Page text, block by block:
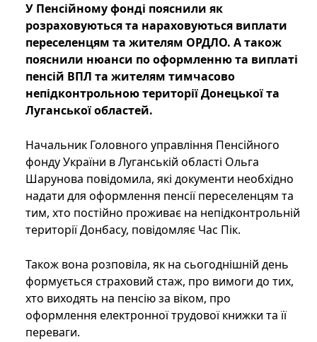
У Пенсійному фонді пояснили як
розраховуються та нараховуються виплати
переселенцям та жителям ОРДЛО. А також
пояснили нюанси по оформленню та виплаті
пенсій ВПЛ та жителям тимчасово
непідконтрольною території Донецької та
Луганської областей.
Начальник Головного управління Пенсійного
фонду України в Луганській області Ольга
Шарунова повідомила, які документи необхідно
надати для оформлення пенсії переселенцям та
тим, хто постійно проживає на непідконтрольній
території Донбасу, повідомляє Час Пік.
Також вона розповіла, як на сьогоднішній день
формується страховий стаж, про вимоги до тих,
хто виходять на пенсію за віком, про
оформлення електронної трудової книжки та її
переваги.